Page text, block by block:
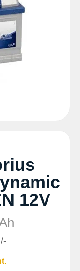
12V